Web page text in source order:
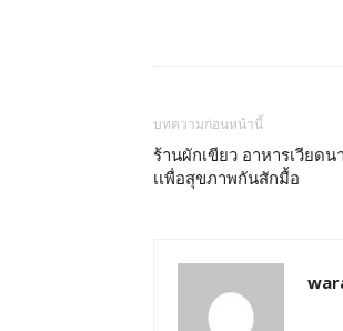
บทความก่อนหน้านี้
ร้านผักเขียว อาหารเวีย
เเพื่อสุขภาพกันสักมื้อ